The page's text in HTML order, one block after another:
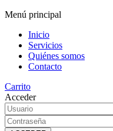
Menú principal
Inicio
Servicios
Quiénes somos
Contacto
Carrito
Acceder